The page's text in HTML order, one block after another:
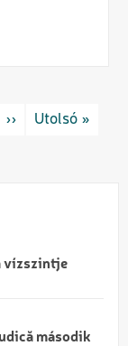
Következő oldal
›› Utolsó oldal
Utolsó »
vízszintje
második